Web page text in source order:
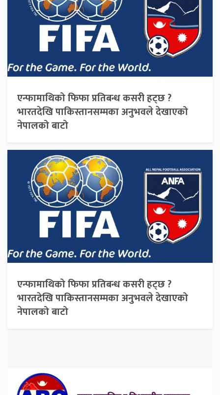
एन्फामाथिको फिफा प्रतिबन्ध कसरी हट्छ ?
भारतदेखि पाकिस्तानसम्मका अनुभवले देखाएको
नेपालको बाटो
एन्फामाथिको फिफा प्रतिबन्ध कसरी हट्छ ?
भारतदेखि पाकिस्तानसम्मका अनुभवले देखाएको
नेपालको बाटो